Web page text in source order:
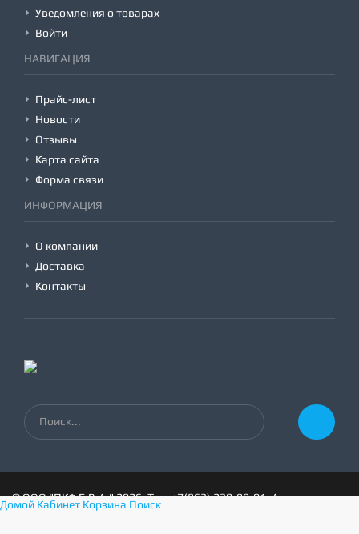
Уведомления о товарах
Войти
НАВИГАЦИЯ
Прайс-лист
Новости
Отзывы
Карта сайта
Форма связи
ИНФОРМАЦИЯ
О компании
Доставка
Контакты
©ООО "ПКФ Е.В.А."2026, Тел:+7(863) 230-99-01,Адрес:
г.Ростов-на-Дону, пер.1-й Машиностроительный 3а
Домой Кабинет Корзина Поиск